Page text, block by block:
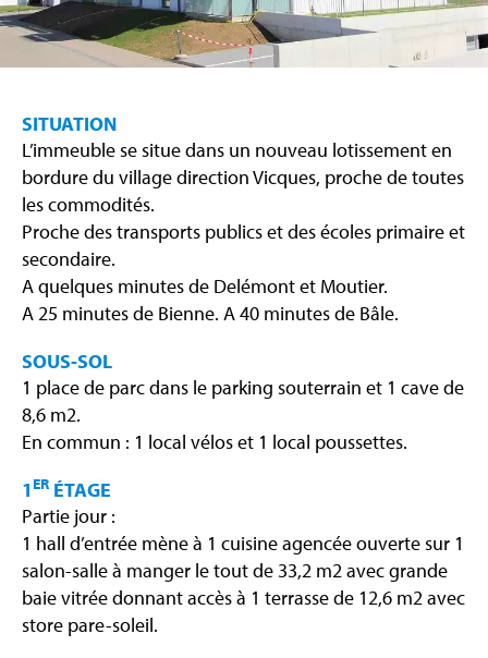
SITUATION
L’immeuble se situe dans un nouveau lotissement en
bordure du village direction Vicques, proche de toutes
les commodités.
Proche des transports publics et des écoles primaire et
secondaire.
A quelques minutes de Delémont et Moutier.
A 25 minutes de Bienne. A 40 minutes de Bâle.
SOUS-SOL
1 place de parc dans le parking souterrain et 1 cave de
8,6 m2.
En commun : 1 local vélos et 1 local poussettes.
1 ER ÉTAGE
Partie jour :
1 hall d’entrée mène à 1 cuisine agencée ouverte sur 1
salon-salle à manger le tout de 33,2 m2 avec grande
baie vitrée donnant accès à 1 terrasse de 12,6 m2 avec
store pare-soleil.